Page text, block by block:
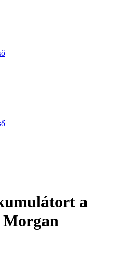
a
Morgan